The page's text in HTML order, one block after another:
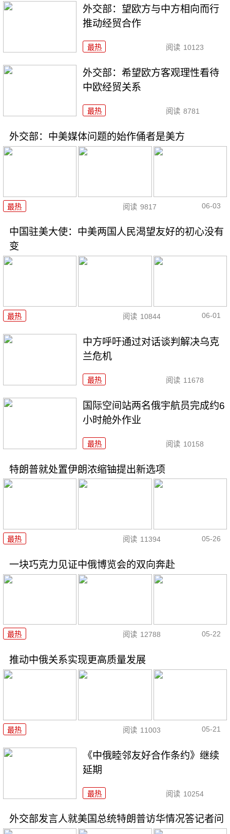
外交部：望欧方与中方相向而行
推动经贸合作
最热 阅读 10123
外交部：希望欧方客观理性看待
中欧经贸关系
最热 阅读 8781
外交部：中美媒体问题的始作俑者是美方
最热 阅读 9817 06-03
中国驻美大使：中美两国人民渴望友好的初心没有
变
最热 阅读 10844 06-01
中方呼吁通过对话谈判解决乌克
兰危机
最热 阅读 11678
国际空间站两名俄宇航员完成约6
小时舱外作业
最热 阅读 10158
特朗普就处置伊朗浓缩铀提出新选项
最热 阅读 11394 05-26
一块巧克力见证中俄博览会的双向奔赴
最热 阅读 12788 05-22
推动中俄关系实现更高质量发展
最热 阅读 11003 05-21
《中俄睦邻友好合作条约》继续
延期
最热 阅读 10254
外交部发言人就美国总统特朗普访华情况答记者问